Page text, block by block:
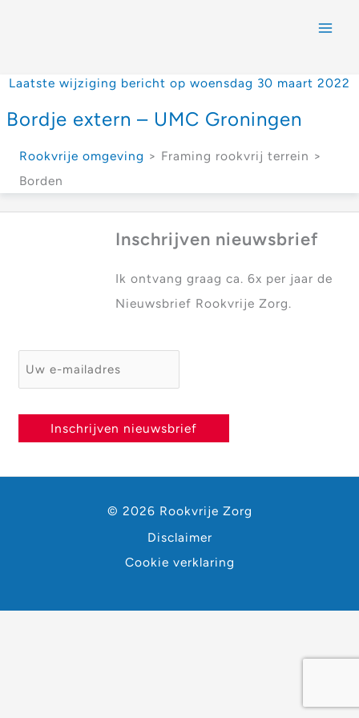
Laatste wijziging bericht op woensdag 30 maart 2022
Bordje extern – UMC Groningen
Rookvrije omgeving > Framing rookvrij terrein >
Borden
Inschrijven nieuwsbrief
Ik ontvang graag ca. 6x per jaar de
Nieuwsbrief Rookvrije Zorg.
E-mailadres *
Inschrijven nieuwsbrief
© 2026 Rookvrije Zorg
Disclaimer
Cookie verklaring